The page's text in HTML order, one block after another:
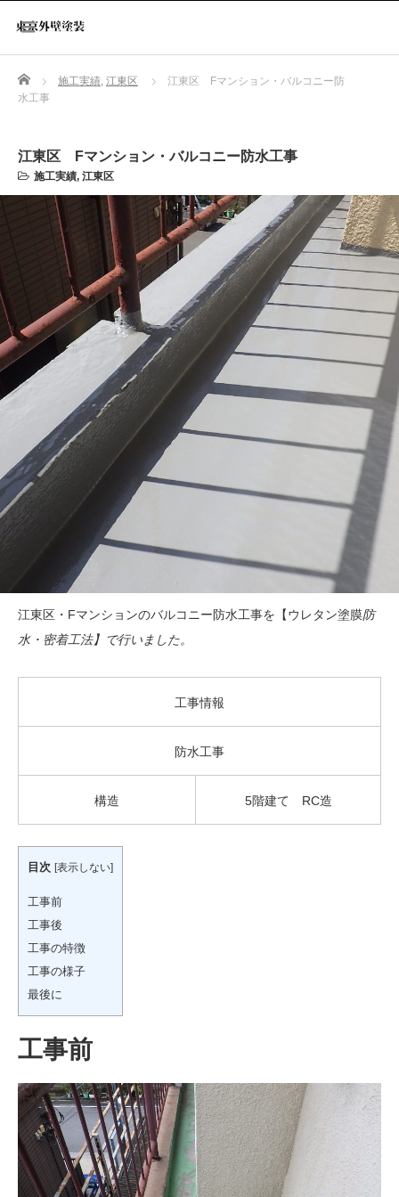
Home 施工実績, 江東区
江東区 Fマンション・バルコニー防
水工事
江東区 Fマンション・バルコニー防水工事
施工実績, 江東区
江東区・Fマンションのバルコニー防水工事を【ウレタン塗膜防
水・密着工法】で行いました。
工事情報
防水工事
構造 5階建て RC造
目次 [表示しない]
工事前
工事後
工事の特徴
工事の様子
最後に
工事前